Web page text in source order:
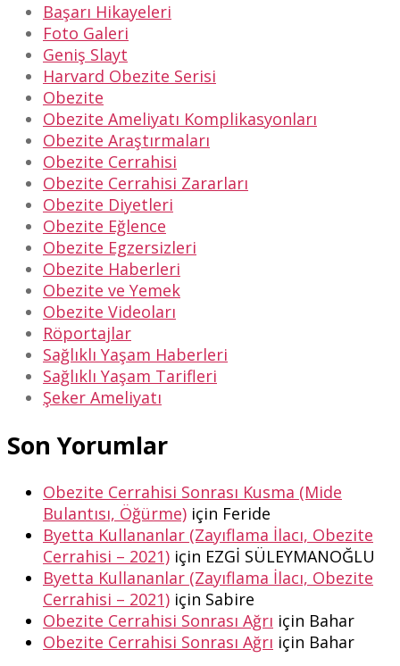
Başarı Hikayeleri
Foto Galeri
Geniş Slayt
Harvard Obezite Serisi
Obezite
Obezite Ameliyatı Komplikasyonları
Obezite Araştırmaları
Obezite Cerrahisi
Obezite Cerrahisi Zararları
Obezite Diyetleri
Obezite Eğlence
Obezite Egzersizleri
Obezite Haberleri
Obezite ve Yemek
Obezite Videoları
Röportajlar
Sağlıklı Yaşam Haberleri
Sağlıklı Yaşam Tarifleri
Şeker Ameliyatı
Son Yorumlar
Obezite Cerrahisi Sonrası Kusma (Mide
Bulantısı, Öğürme) için Feride
Byetta Kullananlar (Zayıflama İlacı, Obezite
Cerrahisi – 2021) için EZGİ SÜLEYMANOĞLU
Byetta Kullananlar (Zayıflama İlacı, Obezite
Cerrahisi – 2021) için Sabire
Obezite Cerrahisi Sonrası Ağrı için Bahar
Obezite Cerrahisi Sonrası Ağrı için Bahar